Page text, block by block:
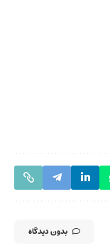
بدون دیدگاه